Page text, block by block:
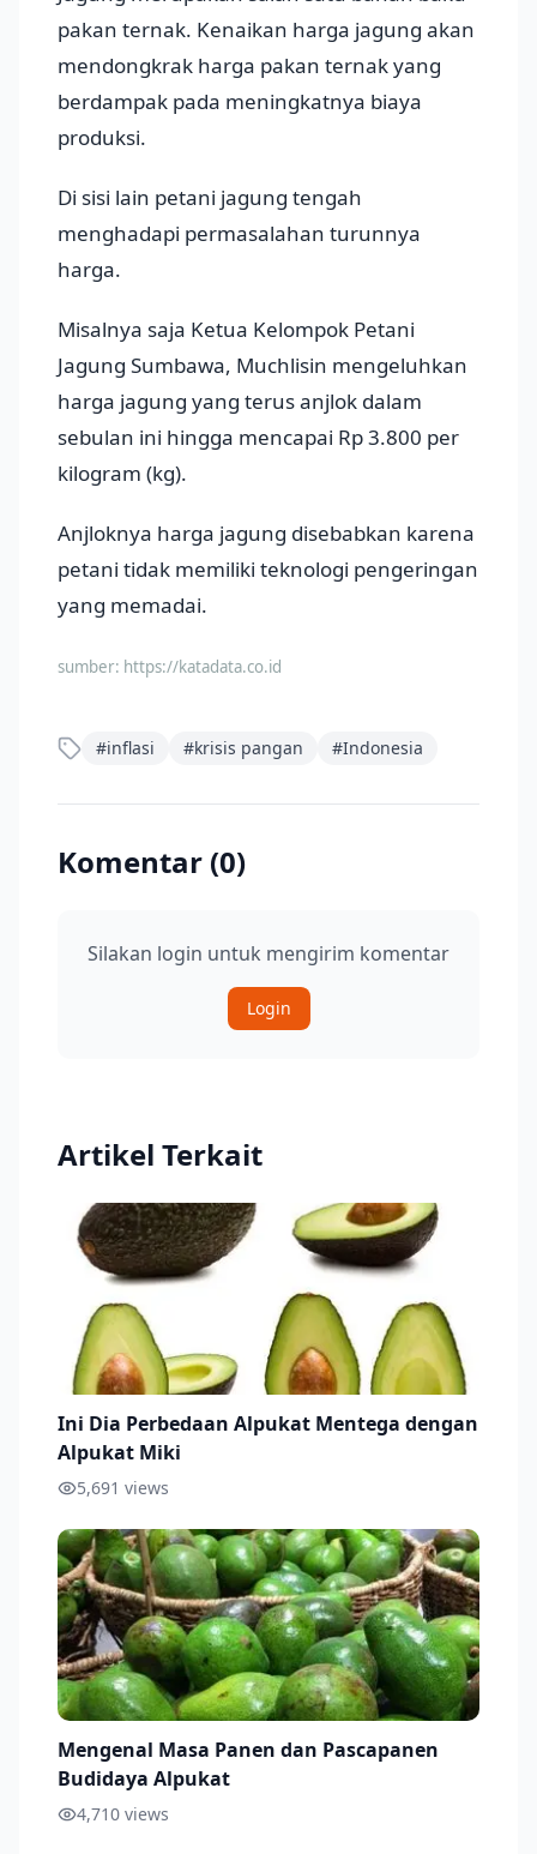
pakan ternak. Kenaikan harga jagung akan
mendongkrak harga pakan ternak yang
berdampak pada meningkatnya biaya
produksi.
Di sisi lain petani jagung tengah
menghadapi permasalahan turunnya
harga.
Misalnya saja Ketua Kelompok Petani
Jagung Sumbawa, Muchlisin mengeluhkan
harga jagung yang terus anjlok dalam
sebulan ini hingga mencapai Rp 3.800 per
kilogram (kg).
Anjloknya harga jagung disebabkan karena
petani tidak memiliki teknologi pengeringan
yang memadai.
sumber: https://katadata.co.id
#inflasi #krisis pangan #Indonesia
Komentar (0)
Silakan login untuk mengirim komentar
Login
Artikel Terkait
Ini Dia Perbedaan Alpukat Mentega dengan
Alpukat Miki
5,691 views
Mengenal Masa Panen dan Pascapanen
Budidaya Alpukat
4,710 views